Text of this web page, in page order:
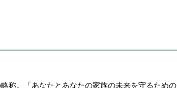
称。「あなたとあなたの家族の未来を守るための